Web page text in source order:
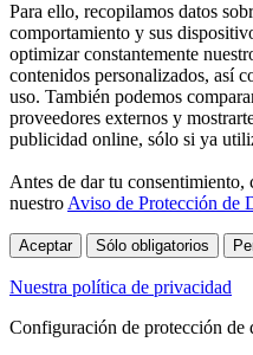
Para ello, recopilamos datos
comportamiento y sus
optimizar constantemente
contenidos personalizados, así
uso. También podemos
proveedores externos y
publicidad online, sólo si ya
Antes de dar tu
nuestro Aviso de Protección de
Aceptar Sólo obligatorios
Nuestra política de privacidad
Configuración de protección de